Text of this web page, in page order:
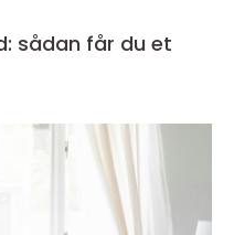
sådan får du et